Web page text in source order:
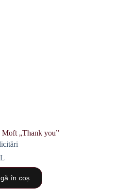
Moft „Thank you”
în coș